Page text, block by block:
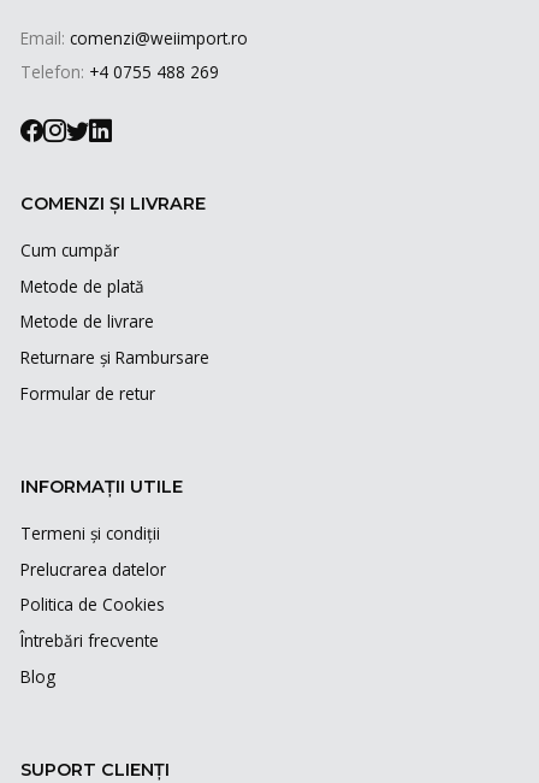
Email: comenzi@weiimport.ro
Telefon: +4 0755 488 269
COMENZI ȘI LIVRARE
Cum cumpăr
Metode de plată
Metode de livrare
Returnare și Rambursare
Formular de retur
INFORMAȚII UTILE
Termeni și condiții
Prelucrarea datelor
Politica de Cookies
Întrebări frecvente
Blog
SUPORT CLIENȚI